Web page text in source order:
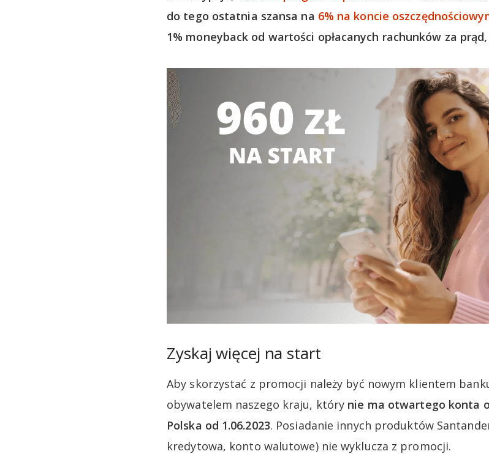
do tego ostatnia szansa na 6% na koncie
1% moneyback od wartości opłacanych rachunków za
Zyskaj więcej na start
Aby skorzystać z promocji należy być nowym klientem
obywatelem naszego kraju, który nie ma otwartego konta
Polska od 1.06.2023. Posiadanie innych produktów
kredytowa, konto walutowe) nie wyklucza z promocji.